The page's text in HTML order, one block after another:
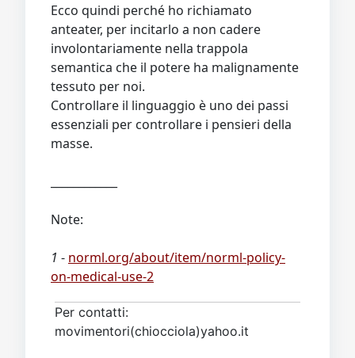
Ecco quindi perché ho richiamato
anteater, per incitarlo a non cadere
involontariamente nella trappola
semantica che il potere ha malignamente
tessuto per noi.
Controllare il linguaggio è uno dei passi
essenziali per controllare i pensieri della
masse.
Note:
1 - norml.org/about/item/norml-policy-
on-medical-use-2
Per contatti:
movimentori(chiocciola)yahoo.it